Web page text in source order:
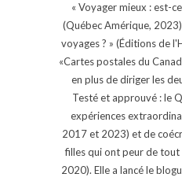
« Voyager mieux : est-
(Québec Amérique,
voyages ? » (Éditions de
«Cartes postales du
en plus de diriger les
Testé et approuvé : le
expériences
2017 et 2023) et de
filles qui ont peur de tout
2020). Elle a lancé le